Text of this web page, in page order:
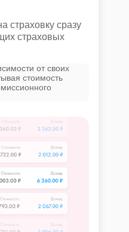
страховку сразу
страховых
от своих
стоимость